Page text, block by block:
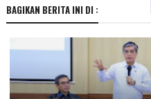
BAGIKAN BERITA INI DI :